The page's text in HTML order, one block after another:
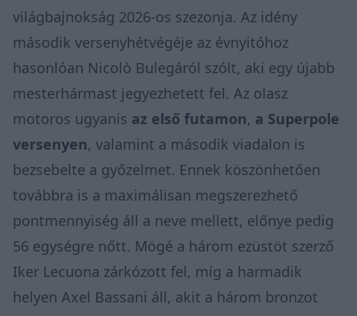
világbajnokság 2026-os szezonja. Az idény
második versenyhétvégéje az évnyitóhoz
hasonlóan Nicolò Bulegáról szólt, aki egy újabb
mesterhármast jegyezhetett fel. Az olasz
motoros ugyanis az első futamon, a Superpole
versenyen, valamint a második viadalon is
bezsebelte a győzelmet. Ennek köszönhetően
továbbra is a maximálisan megszerezhető
pontmennyiség áll a neve mellett, előnye pedig
56 egységre nőtt. Mögé a három ezüstöt szerző
Iker Lecuona zárkózott fel, míg a harmadik
helyen Axel Bassani áll, akit a három bronzot